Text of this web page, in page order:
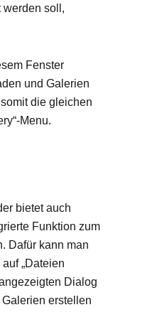
werden soll,
Fenster
und Galerien
die gleichen
Menu.
bietet auch
Funktion zum
Dafür kann man
„Dateien
Dialog
erstellen